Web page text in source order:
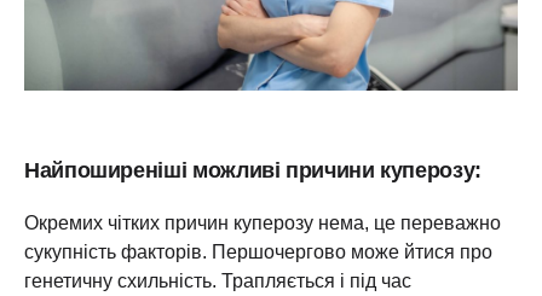
Найпоширеніші можливі причини куперозу:
Окремих чітких причин куперозу нема, це переважно
сукупність факторів. Першочергово може йтися про
генетичну схильність. Трапляється і під час